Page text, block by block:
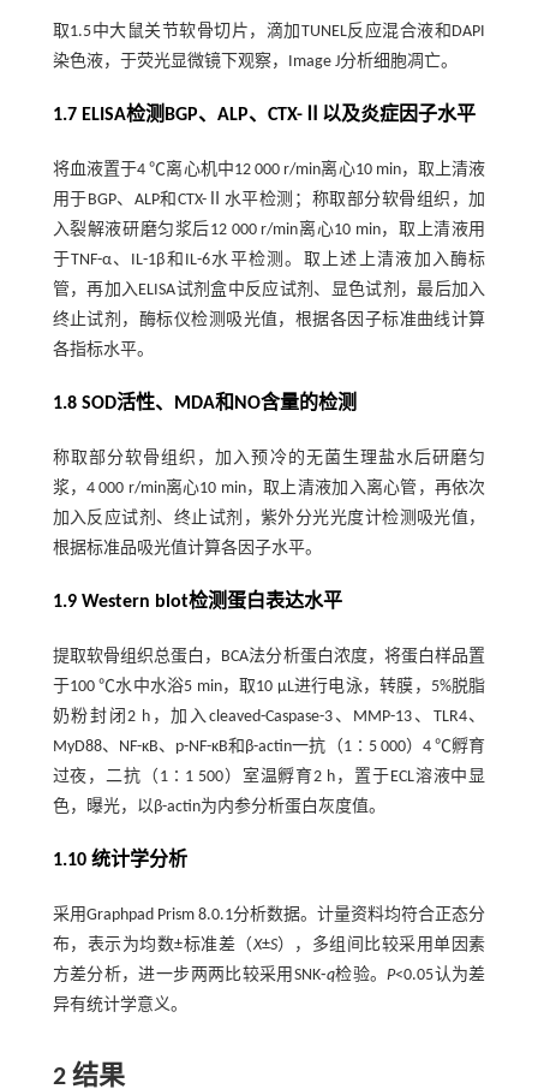
取1.5中大鼠关节软骨切片，滴加TUNEL反应混合液和DAPI
染色液，于荧光显微镜下观察，Image J分析细胞凋亡。
1.7 ELISA检测BGP、ALP、CTX-Ⅱ以及炎症因子水平
将血液置于4 ℃离心机中12 000 r/min离心10 min，取上清液
用于BGP、ALP和CTX-Ⅱ水平检测；称取部分软骨组织，加
入裂解液研磨匀浆后12 000 r/min离心10 min，取上清液用
于TNF-α、IL-1β和IL-6水平检测。取上述上清液加入酶标
管，再加入ELISA试剂盒中反应试剂、显色试剂，最后加入
终止试剂，酶标仪检测吸光值，根据各因子标准曲线计算
各指标水平。
1.8 SOD活性、MDA和NO含量的检测
称取部分软骨组织，加入预冷的无菌生理盐水后研磨匀
浆，4 000 r/min离心10 min，取上清液加入离心管，再依次
加入反应试剂、终止试剂，紫外分光光度计检测吸光值，
根据标准品吸光值计算各因子水平。
1.9 Western blot检测蛋白表达水平
提取软骨组织总蛋白，BCA法分析蛋白浓度，将蛋白样品置
于100 ℃水中水浴5 min，取10 μL进行电泳，转膜，5%脱脂
奶粉封闭2 h，加入cleaved-Caspase-3、MMP-13、TLR4、
MyD88、NF-κB、p-NF-κB和β-actin一抗（1∶5 000）4 ℃孵育
过夜，二抗（1∶1 500）室温孵育2 h，置于ECL溶液中显
色，曝光，以β-actin为内参分析蛋白灰度值。
1.10 统计学分析
采用Graphpad Prism 8.0.1分析数据。计量资料均符合正态分
布，表示为均数±标准差（X±S），多组间比较采用单因素
方差分析，进一步两两比较采用SNK⁃q检验。P<0.05认为差
异有统计学意义。
2 结果